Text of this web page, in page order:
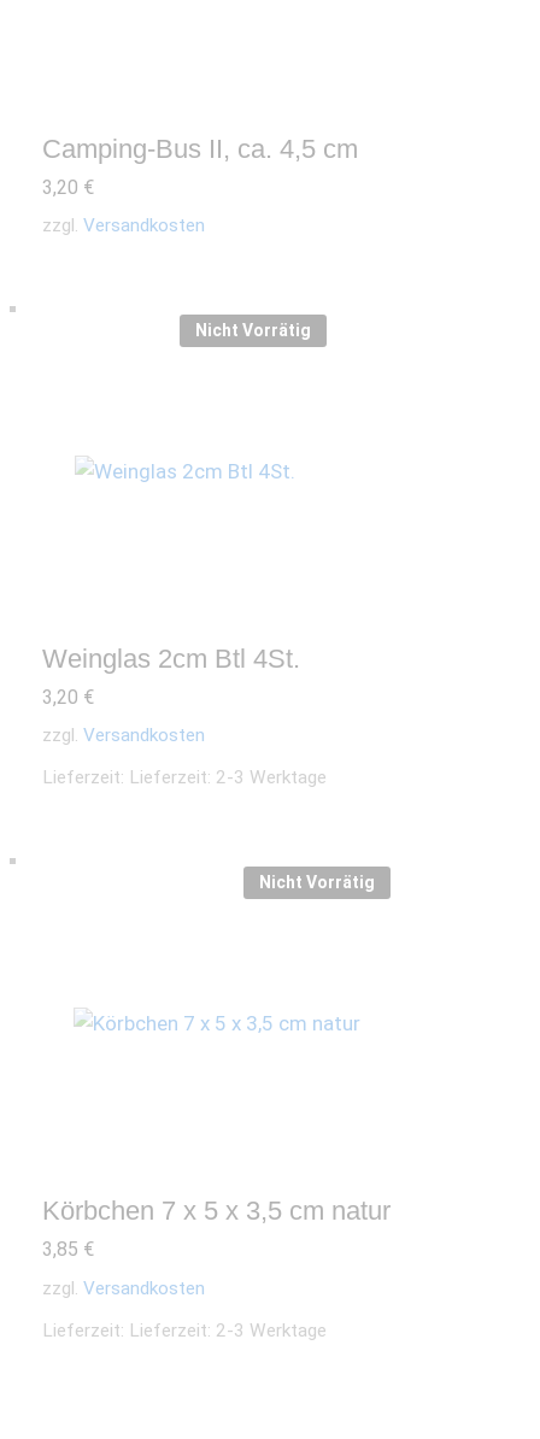
Camping-Bus II, ca. 4,5 cm
3,20 €
zzgl. Versandkosten
Nicht Vorrätig
Weinglas 2cm Btl 4St.
3,20 €
zzgl. Versandkosten
Lieferzeit: Lieferzeit: 2-3 Werktage
Nicht Vorrätig
Körbchen 7 x 5 x 3,5 cm natur
3,85 €
zzgl. Versandkosten
Lieferzeit: Lieferzeit: 2-3 Werktage